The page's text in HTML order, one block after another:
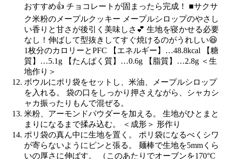
おすすめ👍 チョコレートが固まったら完成！ ■サクサ
ク米粉のメープルクッキー メープルシロップのやさし
い香りと甘さが後引く美味しさ💕 生地を寝かせる必要
なし！伸ばして型抜きしてすぐ焼けるのがうれしい😆
1枚分のカロリーとPFC 【エネルギー】…48.8kcal 【糖
質】…5.1g 【たんぱく質】…0.6g 【脂質】…2.8g ＜生
地作り＞
ボウルにポリ袋をセットし、米油、メープルシロップ
を入れる。 袋の口をしっかり押さえながら、シャカシ
ャカ振ったりもんで混ぜる。
米粉、アーモンドパウダーを加える。 生地がひとまと
まりになるまで揉み込む。 ＜成形＞ 形作り
ポリ袋の真ん中に生地を置く。 ポリ袋になるべくシワ
が寄らないようにピンと張る。 麺棒で生地を5mmくら
いの厚さに伸ばす。 （このあたりでオーブンを170°C